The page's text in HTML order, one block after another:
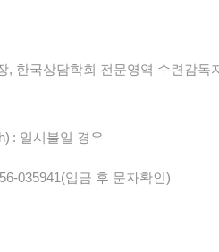
, 한국상담학회 전문영역 수련감독
: 일시불일 경우
035941(입금 후 문자확인)